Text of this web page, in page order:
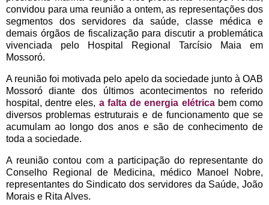
convidou para uma reunião a ontem, as representações dos
segmentos dos servidores da saúde, classe médica e
demais órgãos de fiscalização para discutir a problemática
vivenciada pelo Hospital Regional Tarcísio Maia em
Mossoró.
A reunião foi motivada pelo apelo da sociedade junto à OAB
Mossoró diante dos últimos acontecimentos no referido
hospital, dentre eles, a falta de energia elétricabem como
diversos problemas estruturais e de funcionamento que se
acumulam ao longo dos anos e são de conhecimento de
toda a sociedade.
A reunião contou com a participação do representante do
Conselho Regional de Medicina, médico Manoel Nobre,
representantes do Sindicato dos servidores da Saúde, João
Morais e Rita Alves.